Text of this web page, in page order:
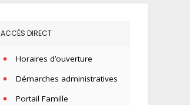
ACCÈS DIRECT
Horaires d’ouverture
Démarches administratives
Portail Famille